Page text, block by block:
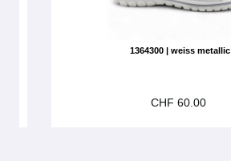
1364300 | weiss metallic
CHF 60.00